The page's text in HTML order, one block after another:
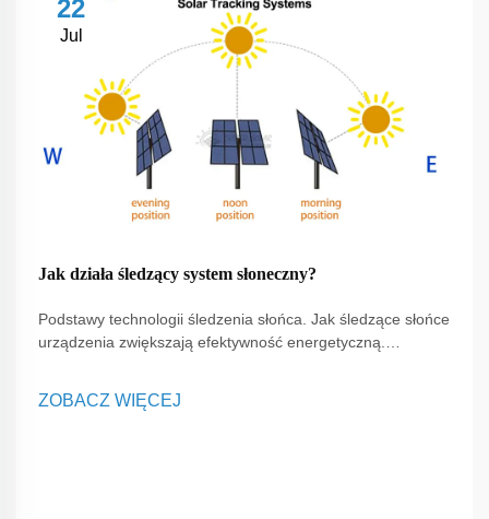
22
Jul
Jak działa śledzący system słoneczny?
Podstawy technologii śledzenia słońca. Jak śledzące słońce
urządzenia zwiększają efektywność energetyczną.
poprzez dostosowanie orientacji paneli słonecznych w
ZOBACZ WIĘCEJ